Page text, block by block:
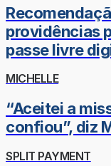
providências
passe livre
MICHELLE
“Aceitei a
confiou”, diz
SPLIT PAYMENT